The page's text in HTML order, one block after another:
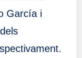
García i